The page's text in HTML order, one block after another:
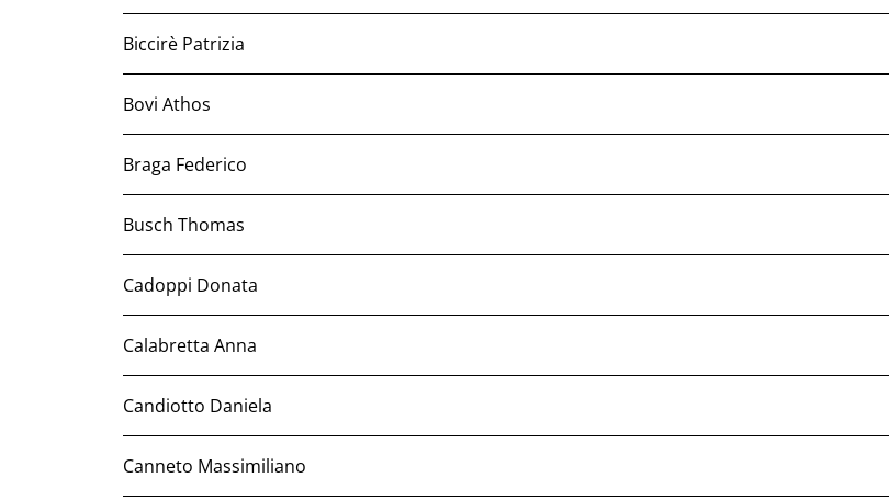
Biccirè Patrizia
Bovi Athos
Braga Federico
Busch Thomas
Cadoppi Donata
Calabretta Anna
Candiotto Daniela
Canneto Massimiliano